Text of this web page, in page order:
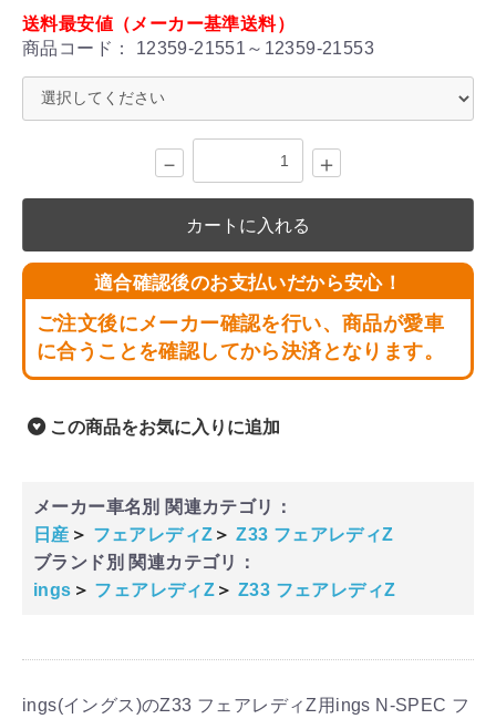
送料最安値（メーカー基準送料）
商品コード： 12359-21551～12359-21553
－ ＋
カートに入れる
適合確認後のお支払いだから安心！
ご注文後にメーカー確認を行い、商品が愛車
に合うことを確認してから決済となります。
この商品をお気に入りに追加
メーカー車名別 関連カテゴリ：
日産 ＞ フェアレディZ ＞ Z33 フェアレディZ
ブランド別 関連カテゴリ：
ings ＞ フェアレディZ ＞ Z33 フェアレディZ
ings(イングス)のZ33 フェアレディZ用ings N-SPEC フ